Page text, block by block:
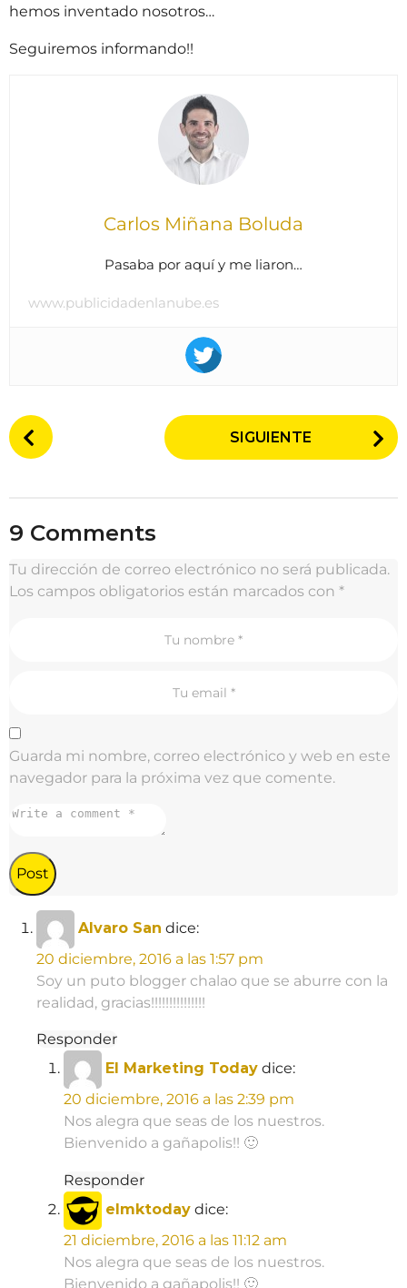
hemos inventado nosotros…
Seguiremos informando!!
Carlos Miñana Boluda
Pasaba por aquí y me liaron…
www.publicidadenlanube.es
P
o
P
a
g
i
n
SIGUIENTE
9 Comments
Tu dirección de correo electrónico no será publicada.
Los campos obligatorios están marcados con *
Guarda mi nombre, correo electrónico y web en este
navegador para la próxima vez que comente.
Alvaro San dice:
20 diciembre, 2016 a las 1:57 pm
Soy un puto blogger chalao que se aburre con la
realidad, gracias!!!!!!!!!!!!!!!
Responder
El Marketing Today dice:
20 diciembre, 2016 a las 2:39 pm
Nos alegra que seas de los nuestros.
Bienvenido a gañapolis!! 🙂
Responder
elmktoday dice:
21 diciembre, 2016 a las 11:12 am
Nos alegra que seas de los nuestros.
Bienvenido a gañapolis!! 🙂